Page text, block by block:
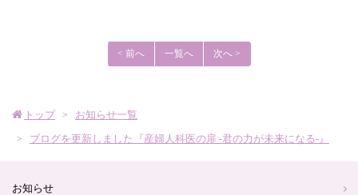
婦
< 前へ 一覧へ 次へ >
トップ
お知らせ一覧
ブログを更新しました『産婦人科医の扉 -君の力が未来になる-』
お知らせ